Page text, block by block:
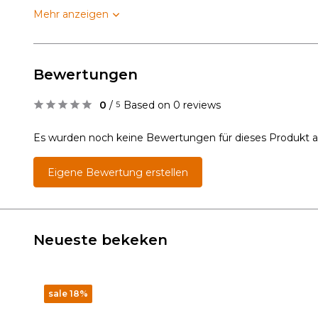
Mehr anzeigen
Bewertungen
0 / 5 Based on 0 reviews
Es wurden noch keine Bewertungen für dieses Produkt
Eigene Bewertung erstellen
Neueste bekeken
sale 18%